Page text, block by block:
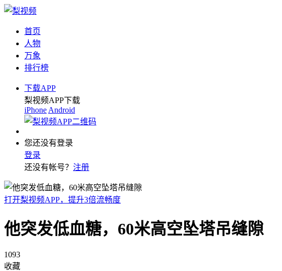
首页
人物
万象
排行榜
下载APP
梨视频APP下载
iPhone Android
您还没有登录
登录
还没有帐号？ 注册
打开梨视频APP，提升3倍流畅度
他突发低血糖，60米高空坠塔吊缝隙
1093
收藏